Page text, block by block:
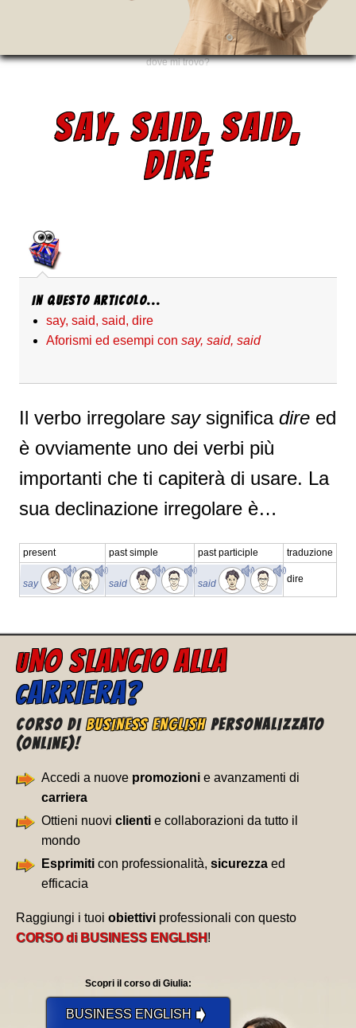
dove mi trovo?
SAY, SAID, SAID,
DIRE
In questo articolo...
say, said, said, dire
Aforismi ed esempi con say, said, said
Il verbo irregolare say significa dire ed
è ovviamente uno dei verbi più
importanti che ti capiterà di usare. La
sua declinazione irregolare è…
present past simple past participle traduzione
say said said dire
UNO SLANCIO ALLA
CARRIERA?
CORSO DI BUSINESS ENGLISHPERSONALIZZATO
(ONLINE)!
Accedi a nuove promozioni e avanzamenti di
carriera
Ottieni nuovi clienti e collaborazioni da tutto il
mondo
Esprimiti con professionalità, sicurezza ed
efficacia
Raggiungi i tuoi obiettivi professionali con questo
CORSO di BUSINESS ENGLISH!
Scopri il corso di Giulia:
BUSINESS ENGLISH➧